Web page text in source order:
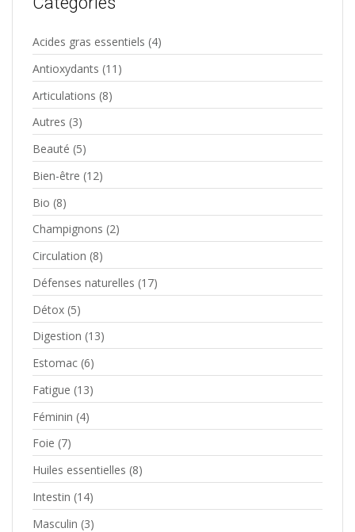
Acides gras essentiels (4)
Antioxydants (11)
Articulations (8)
Autres (3)
Beauté (5)
Bien-être (12)
Bio (8)
Champignons (2)
Circulation (8)
Défenses naturelles (17)
Détox (5)
Digestion (13)
Estomac (6)
Fatigue (13)
Féminin (4)
Foie (7)
Huiles essentielles (8)
Intestin (14)
Masculin (3)